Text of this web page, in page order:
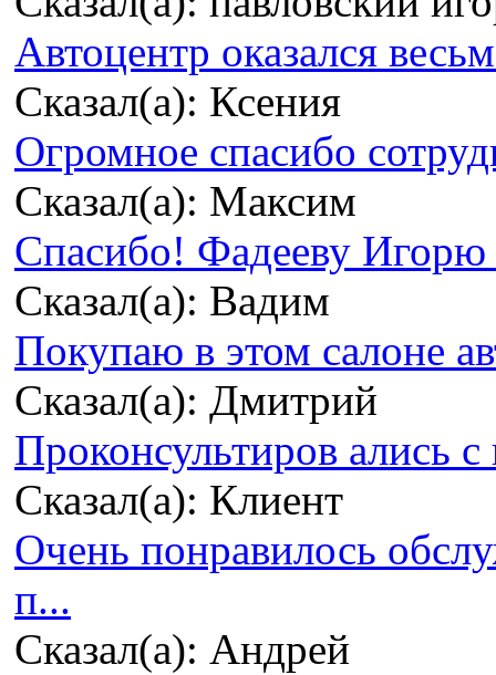
Автоцентр оказался
Сказал(а): Ксения
Огромное спасибо
Сказал(а): Максим
Спасибо! Фадееву Игорю
Сказал(а): Вадим
Покупаю в этом салоне
Сказал(а): Дмитрий
Проконсультиров ались
Сказал(а): Клиент
Очень понравилось
п...
Сказал(а): Андрей